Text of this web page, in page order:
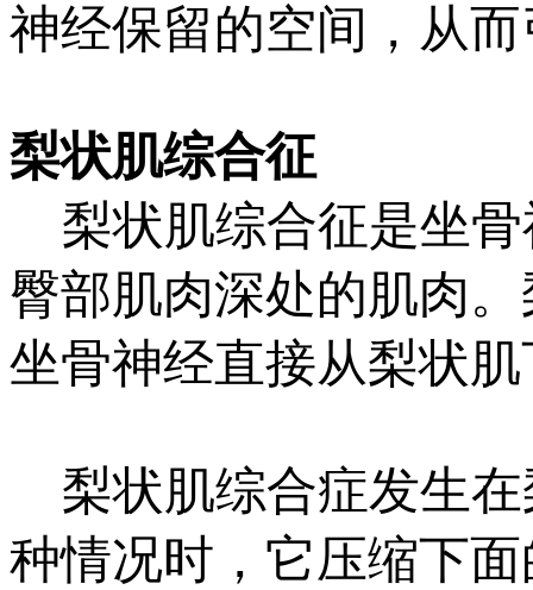
神经保留的空间，从
梨状肌综合征
梨状肌综合征是坐骨
臀部肌肉深处的肌肉
坐骨神经直接从梨状
梨状肌综合症发生在
种情况时，它压缩下